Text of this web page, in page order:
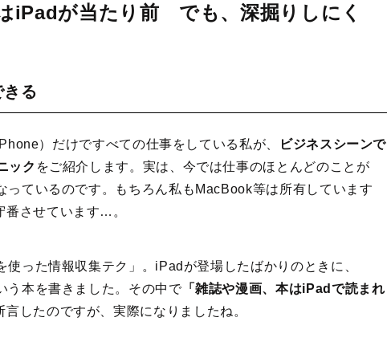
iPadが当たり前 でも、深掘りしにく
る
）だけですべての仕事をしている私が、
ビジネスシーンで
ック をご紹介します。実は、今では仕事のほとんどのことが
っているのです。もちろん私もMacBook等は所有しています
番させています…。
った情報収集テク」。iPadが登場したばかりのときに、
う本を書きました。その中で「雑誌や漫画、本はiPadで読まれ
言したのですが、実際になりましたね。